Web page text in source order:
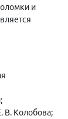
и
В. Колобова;